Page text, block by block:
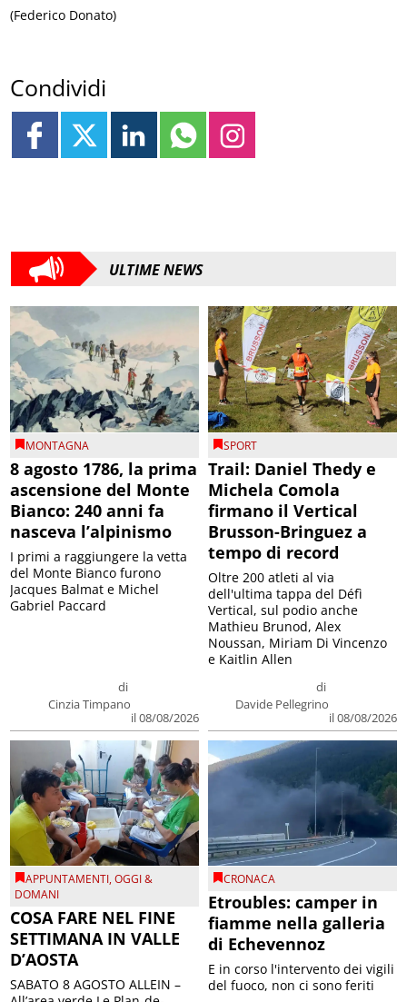
(Federico Donato)
Condividi
ULTIME NEWS
MONTAGNA
8 agosto 1786, la prima
ascensione del Monte
Bianco: 240 anni fa
nasceva l’alpinismo
di
Cinzia Timpano
il 08/08/2026
I primi a raggiungere la vetta
del Monte Bianco furono
Jacques Balmat e Michel
Gabriel Paccard
SPORT
Trail: Daniel Thedy e
Michela Comola
firmano il Vertical
Brusson-Bringuez a
tempo di record
di
Davide Pellegrino
il 08/08/2026
Oltre 200 atleti al via
dell'ultima tappa del Défì
Vertical, sul podio anche
Mathieu Brunod, Alex
Noussan, Miriam Di Vincenzo
e Kaitlin Allen
APPUNTAMENTI,OGGI &
DOMANI
COSA FARE NEL FINE
SETTIMANA IN VALLE
D’AOSTA
SABATO 8 AGOSTO ALLEIN –
CRONACA
Etroubles: camper in
fiamme nella galleria
di Echevennoz
E in corso l'intervento dei vigili
del fuoco, non ci sono feriti